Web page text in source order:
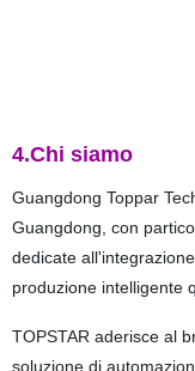
4.Chi siamo
Guangdong Toppar
Guangdong, con
dedicate
produzione intelligente
TOPSTAR aderisce al
soluzione di